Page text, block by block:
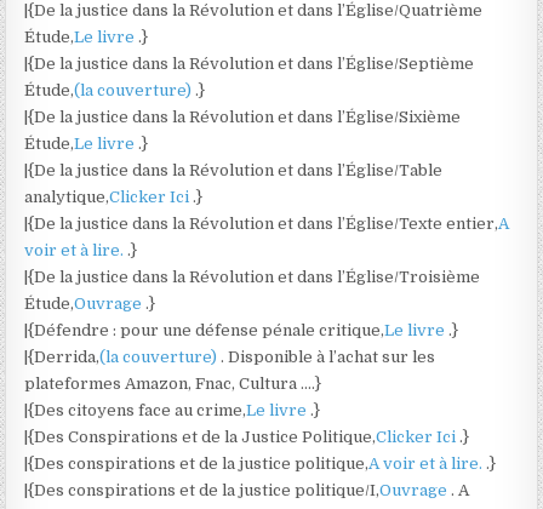
|{De la justice dans la Révolution et dans l’Église/Quatrième
Étude,Le livre.}
|{De la justice dans la Révolution et dans l’Église/Septième
Étude,(la couverture).}
|{De la justice dans la Révolution et dans l’Église/Sixième
Étude,Le livre.}
|{De la justice dans la Révolution et dans l’Église/Table
analytique,Clicker Ici.}
|{De la justice dans la Révolution et dans l’Église/Texte entier,A
voir et à lire..}
|{De la justice dans la Révolution et dans l’Église/Troisième
Étude,Ouvrage.}
|{Défendre : pour une défense pénale critique,Le livre.}
|{Derrida,(la couverture). Disponible à l’achat sur les
plateformes Amazon, Fnac, Cultura ….}
|{Des citoyens face au crime,Le livre.}
|{Des Conspirations et de la Justice Politique,Clicker Ici.}
|{Des conspirations et de la justice politique,A voir et à lire..}
|{Des conspirations et de la justice politique/I,Ouvrage. A